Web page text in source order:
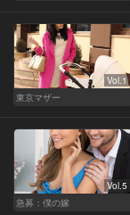
Vol.1
東京マザー
Vol.5
急募：僕の嫁